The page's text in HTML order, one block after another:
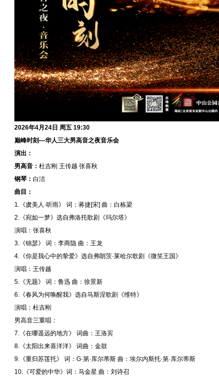
2026年4月24日 周五 19:30
巅峰时刻—华人三大男高音之夜音乐会
演出：
男高音： 杜吉刚 王传越 张喜秋
钢琴： 白洁
曲目：
1.《虞美人·听雨》 词：蒋捷[宋] 曲：白栋梁
2.《宛如一梦》选自弗洛托歌剧《玛尔塔》
演唱：张喜秋
3.《锦瑟》 词：李商隐 曲：王龙
4.《你是我心中的挚爱》选自弗朗茨·莱哈尔歌剧《微笑王国》
演唱：王传越
5.《无题》 词：鲁迅 曲：徐景新
6.《春风为何唤醒我》选自马斯涅歌剧《维特》
演唱：杜吉刚
男高音三重唱：
7.《在哪遥远的地方》 词曲：王洛宾
8.《太阳出来喜洋洋》 词曲：金鼓
9.《重归苏莲托》 词：G·第·库尔蒂斯 曲：埃尔内斯托·第·库尔蒂斯
10.《可爱的中华》词：马金星 曲：刘诗召